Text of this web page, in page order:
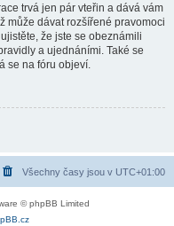
trvá jen pár vteřin a dává vám
může dávat rozšířené pravomoci
že jste se obeznámili
a ujednáními. Také se
se na fóru objeví.
Všechny časy jsou v UTC+01:00
© phpBB Limited